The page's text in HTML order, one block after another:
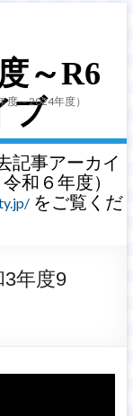
～R6
ブ
～2024年度）
記事アーカイ
和６年度）
をご覧くだ
年度9